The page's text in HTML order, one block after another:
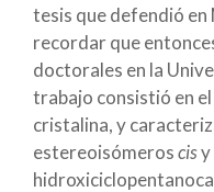
tesis que defendió en
recordar que
doctorales en la
trabajo consistió en
cristalina, y
estereoisómeroscisy